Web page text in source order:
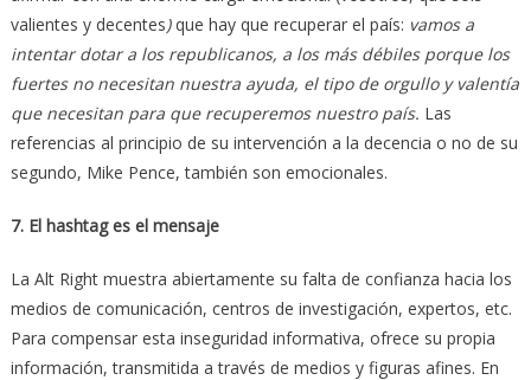
valientes y decentes)que hay que recuperar el país: vamos a
intentar dotar a los republicanos, a los más débiles porque los
fuertes no necesitan nuestra ayuda, el tipo de orgullo y valentía
que necesitan para que recuperemos nuestro país. Las
referencias al principio de su intervención a la decencia o no de su
segundo, Mike Pence, también son emocionales.
7. El hashtag es el mensaje
La Alt Right muestra abiertamente su falta de confianza hacia los
medios de comunicación, centros de investigación, expertos, etc.
Para compensar esta inseguridad informativa, ofrece su propia
información, transmitida a través de medios y figuras afines. En